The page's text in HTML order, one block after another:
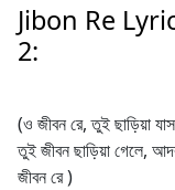
Jibon Re
2:
(ও জীবন রে, তুই ছাড়িয়া
তুই জীবন ছাড়িয়া গেলে,
জীবন রে )